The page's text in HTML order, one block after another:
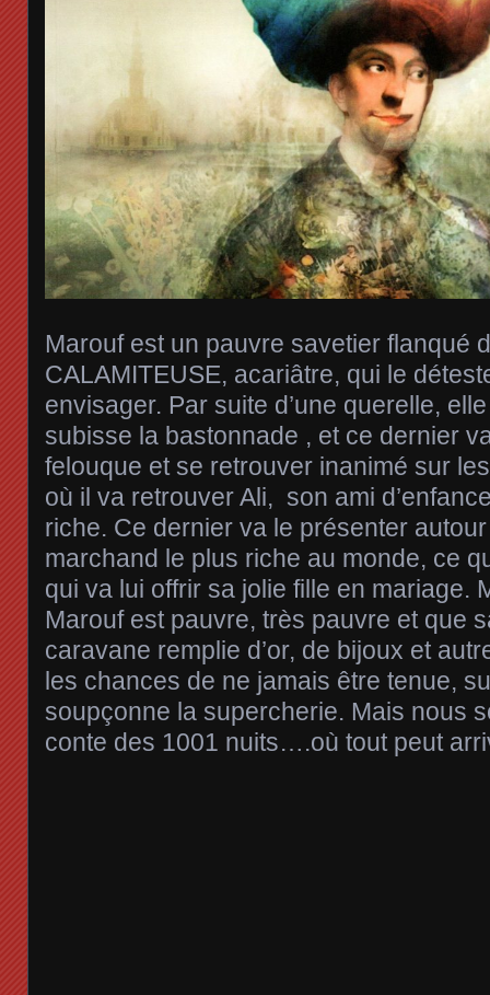
Marouf est un pauvre savetier flanqué
CALAMITEUSE, acariâtre, qui le
envisager. Par suite d’une querelle,
subisse la bastonnade , et ce dernier
felouque et se retrouver inanimé sur
où il va retrouver Ali, son ami
riche. Ce dernier va le présenter
marchand le plus riche au monde, ce
qui va lui offrir sa jolie fille en mariage.
Marouf est pauvre, très pauvre et que
caravane remplie d’or, de bijoux et
les chances de ne jamais être tenue,
soupçonne la supercherie. Mais nous
conte des 1001 nuits….où tout peut